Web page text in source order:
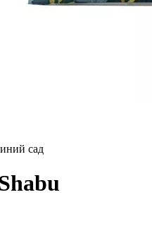
сад